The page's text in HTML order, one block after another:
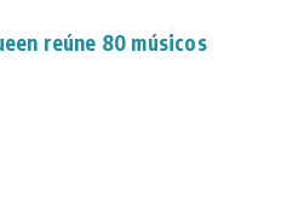
reúne 80 músicos